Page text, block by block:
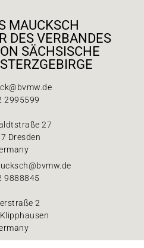
MAUCKSCH
DES VERBANDES
SÄCHSISCHE
2995599
27
Dresden
9888845
2